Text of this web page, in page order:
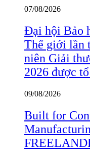
07/08/2026
Đại hội Bảo
Thế giới lần
niên Giải
2026 được
09/08/2026
Built for